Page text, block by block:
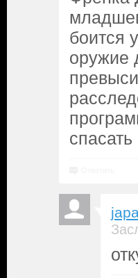
боится
оружие